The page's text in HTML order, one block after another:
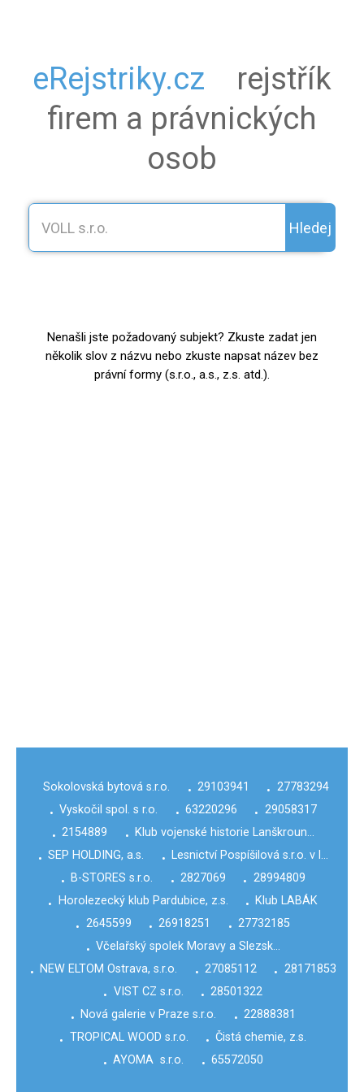
eRejstriky.cz
rejstřík
firem a právnických
osob
Hledej
Nenašli jste požadovaný subjekt? Zkuste zadat jen
několik slov z názvu nebo zkuste napsat název bez
právní formy (s.r.o., a.s., z.s. atd.).
Sokolovská bytová s.r.o. • 29103941 • 27783294
• Vyskočil spol. s r.o. • 63220296 • 29058317
• 2154889 • Klub vojenské historie Lanškroun…
• SEP HOLDING, a.s. • Lesnictví Pospíšilová s.r.o. v l…
• B-STORES s.r.o. • 2827069 • 28994809
•
Horolezecký klub Pardubice, z.s. • Klub LABÁK
• 2645599 • 26918251 • 27732185
• Včelařský spolek Moravy a Slezsk…
• NEW ELTOM Ostrava, s.r.o. • 27085112 • 28171853
• VIST CZ s.r.o. • 28501322
• Nová galerie v Praze s.r.o. • 22888381
• TROPICAL WOOD s.r.o. • Čistá chemie, z.s.
• AYOMA s.r.o. • 65572050